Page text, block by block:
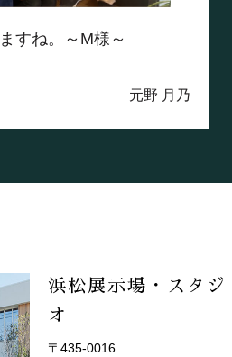
すね。～M様～
元野 月乃
浜松展示場・スタジ
オ
〒435-0016